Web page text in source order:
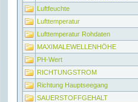
Luftfeuchte
Lufttemperatur
Lufttemperatur Rohdaten
MAXIMALEWELLENHÖHE
PH-Wert
RICHTUNGSTROM
Richtung Hauptseegang
SAUERSTOFFGEHALT